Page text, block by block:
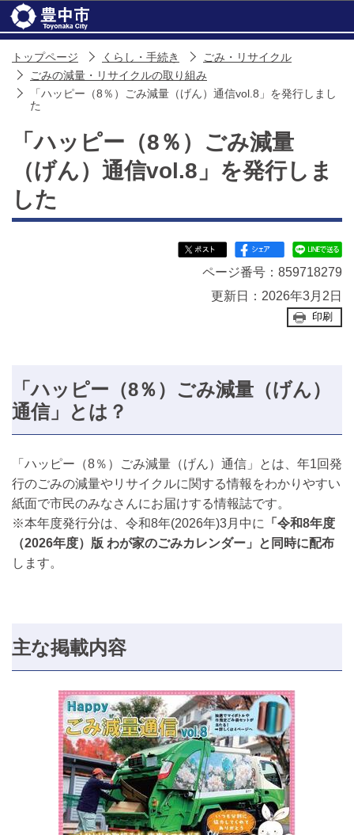
トップページ くらし・手続き
ごみ・リサイクル
ごみの減量・リサイクルの取り組み
「ハッピー（8％）ごみ減量（げん）通信vol.8」を発行しまし
た
「ハッピー（8％）ごみ減量
（げん）通信vol.8」を発行しま
した
ページ番号：859718279
更新日：2026年3月2日
印刷
「ハッピー（8％）ごみ減量（げん）
通信」とは？
「ハッピー（8％）ごみ減量（げん）通信」とは、年1回発
行のごみの減量やリサイクルに関する情報をわかりやすい
紙面で市民のみなさんにお届けする情報誌です。
※本年度発行分は、令和8年(2026年)3月中に
「令和8年度
（2026年度）版 わが家のごみカレンダー」と同時に配布
します。
主な掲載内容